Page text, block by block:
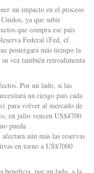
un impacto en el proceso
ya que subir
que compra ese país
Federal (Fed, el
postergará más tiempo la
vez también retroalimenta
Por un lado, si las
un riesgo país cada
para volver al mercado de
en julio vencen US$4700
pueda
aún más las reservas
en torno a US$7000